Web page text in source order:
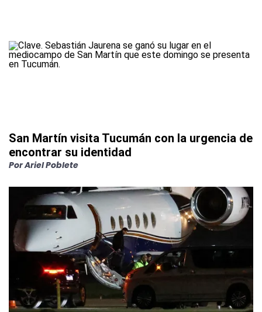
San Martín visita Tucumán con la urgencia de
encontrar su identidad
PorAriel Poblete